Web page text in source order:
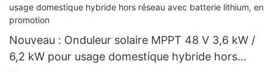
Nouveau : Onduleur solaire MPPT 48 V 3,6 kW /
6,2 kW pour usage domestique hybride hors